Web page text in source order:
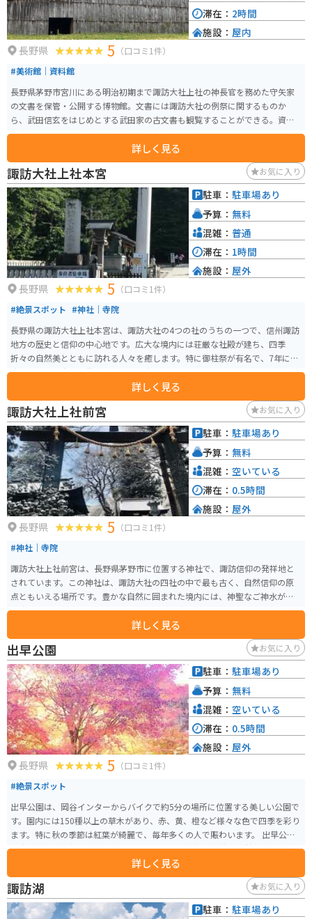
可を得る必要があります。宇宙探査の最前線を垣間見ることができる貴重な
機会ですので、興味のある方はぜひ訪れてみてください。
長野県 5 （口コミ1件）
#美術館｜資料館
長野県茅野市宮川にある明治初期まで諏訪大社上社の神長官を務めた守矢家
の文書を保管・公開する博物館。文書には諏訪大社の例祭に関するものか
ら、武田信玄をはじめとする武田家の古文書も観覧することができる。資料
館の建物は茅野市出身の建築家、「藤森照信」により設計されていおり、奇
抜なデザインの建物が周辺にも幾つか存在している。館内を案内してくれる
係の方が、非常に詳しく丁寧な説明をしてくれる。
詳しく見る
滞在： 2時間
施設： 屋内
諏訪大社上社本宮 お気に入り
長野県 5 （口コミ1件）
#絶景スポット #神社｜寺院
長野県の諏訪大社上社本宮は、諏訪大社の4つの社のうちの一つで、信州諏訪
地方の歴史と信仰の中心地です。広大な境内には荘厳な社殿が建ち、四季
折々の自然美とともに訪れる人々を癒します。特に御柱祭が有名で、7年に一
度行われる巨大な御柱が境内に立つ光景は圧巻です。 バイクでのアクセスも
良く、中央自動車道諏訪ICから約10分の距離にあります。境内の駐車場や近
隣にバイク駐輪場も整備されているため、ツーリング途中の休憩スポットと
しても最適です。歴史ある神社の静寂と自然を楽しみながら、心身をリフレ
ッシュする旅におすすめです。
詳しく見る
駐車： 駐車場あり
予算： 無料
混雑： 普通
滞在： 1時間
施設： 屋外
諏訪大社上社前宮 お気に入り
長野県 5 （口コミ1件）
#神社｜寺院
諏訪大社上社前宮は、長野県茅野市に位置する神社で、諏訪信仰の発祥地と
されています。この神社は、諏訪大社の四社の中で最も古く、自然信仰の原
点ともいえる場所です。豊かな自然に囲まれた境内には、神聖なご神水が湧
き出ています。 見どころは、素朴で趣のある社殿や、神聖な雰囲気を感じる
ことができる石段です。現代的な観光要素が少ないため、静かで落ち着いた
参拝を楽しむことができます。また、神社周辺には他の観光スポットやグル
メも豊富で、一日中楽しむことができます。 季節ごとの祭事やイベントも見
逃せません。特に、年に一度の御柱祭は大変有名で、多くの観光客が訪れま
す。自然の中で歴史と伝統を感じることができる諏訪大社上社前宮は、長野
県を訪れる際にぜひ立ち寄りたいスポットです。
詳しく見る
駐車： 駐車場あり
予算： 無料
混雑： 空いている
滞在： 0.5時間
施設： 屋外
出早公園 お気に入り
長野県 5 （口コミ1件）
#絶景スポット
出早公園は、岡谷インターからバイクで約5分の場所に位置する美しい公園で
す。園内には150種以上の草木があり、赤、黄、橙など様々な色で四季を彩り
ます。特に秋の季節は紅葉が綺麗で、毎年多くの人で賑わいます。 出早公園
は出早雄小萩神社の眼下に位置しており、この神社の社叢は天然記念物に指
定されています。公園と神社がとてもマッチしていて、一人でものんびりと楽
しむことができます。
詳しく見る
駐車： 駐車場あり
予算： 無料
混雑： 空いている
滞在： 0.5時間
施設： 屋外
諏訪湖 お気に入り
駐車： 駐車場あり